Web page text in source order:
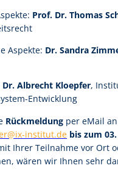
Prof. Dr. Thomas
Aspekte: Dr. Sandra
Dr. Albrecht Kloepfer,
Entwicklung
Rückmeldung per eMail an
institut.de bis zum 03.
Ihrer Teilnahme vor Ort
wären wir Ihnen sehr